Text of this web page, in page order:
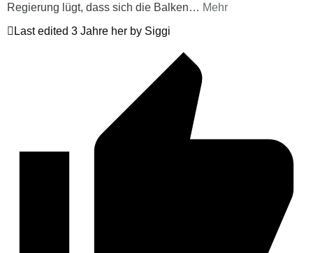
Regierung lügt, dass sich die Balken… Mehr
Last edited 3 Jahre her by Siggi